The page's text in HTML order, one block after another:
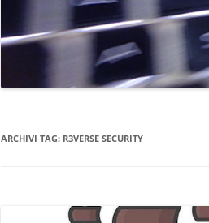
PROTEZIONE DATI E PRIVACY
RECUPERO DATI
CONSULENTE INFORMATICO
ARCHIVI TAG: R3VERSE SECURITY